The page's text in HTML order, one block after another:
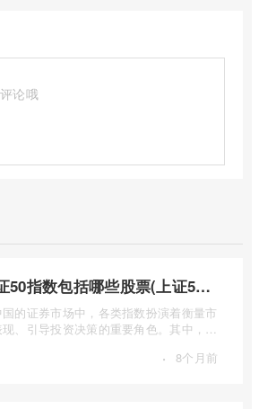
论哦
上证50指数包括哪些股票(上证50指数包含哪些股票)
的证券市场中，各类指数扮演着衡量市
现、引导投资决策的重要角色。其中，上
· 8个月前